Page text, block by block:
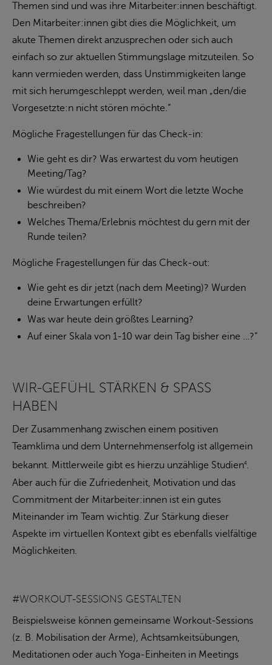
Themen sind und was ihre Mitarbeiter:innen beschäftigt.
Den Mitarbeiter:innen gibt dies die Möglichkeit, um
akute Themen direkt anzusprechen oder sich auch
einfach so zur aktuellen Stimmungslage mitzuteilen. So
kann vermieden werden, dass Unstimmigkeiten lange
mit sich herumgeschleppt werden, weil man „den/die
Vorgesetzte:n nicht stören möchte.“
Mögliche Fragestellungen für das Check-in:
Wie geht es dir? Was erwartest du vom heutigen
Meeting/Tag?
Wie würdest du mit einem Wort die letzte Woche
beschreiben?
Welches Thema/Erlebnis möchtest du gern mit der
Runde teilen?
Mögliche Fragestellungen für das Check-out:
Wie geht es dir jetzt (nach dem Meeting)? Wurden
deine Erwartungen erfüllt?
Was war heute dein größtes Learning?
Auf einer Skala von 1-10 war dein Tag bisher eine …?“
WIR-GEFÜHL STÄRKEN & SPASS H
ABEN
Der Zusammenhang zwischen einem positiven
Teamklima und dem Unternehmenserfolg ist allgemein
bekannt. Mittlerweile gibt es hierzu unzählige Studien4.
Aber auch für die Zufriedenheit, Motivation und das
Commitment der Mitarbeiter:innen ist ein gutes
Miteinander im Team wichtig. Zur Stärkung dieser
Aspekte im virtuellen Kontext gibt es ebenfalls vielfältige
Möglichkeiten.
#WORKOUT-SESSIONS GESTALTEN
Beispielsweise können gemeinsame Workout-Sessions
(z. B. Mobilisation der Arme), Achtsamkeitsübungen,
Meditationen oder auch Yoga-Einheiten in Meetings